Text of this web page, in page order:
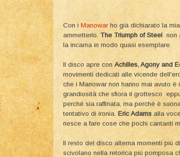
Con i Manowarho già dichiarato la
ammetterlo.The Triumph of Steel non
la incarna in modo quasi esemplare.
Il disco apre con Achilles, Agony and
movimenti dedicati alle vicende
che i Manowar non hanno mai avuto
grandiosità che sfiora il grottesco
perché sia raffinata, ma perché è
tentativo di ironia. Eric Adams alla
riesce a fare cose che pochi cantanti
Il resto del disco alterna momenti più
scivolano nella retorica più pomposa